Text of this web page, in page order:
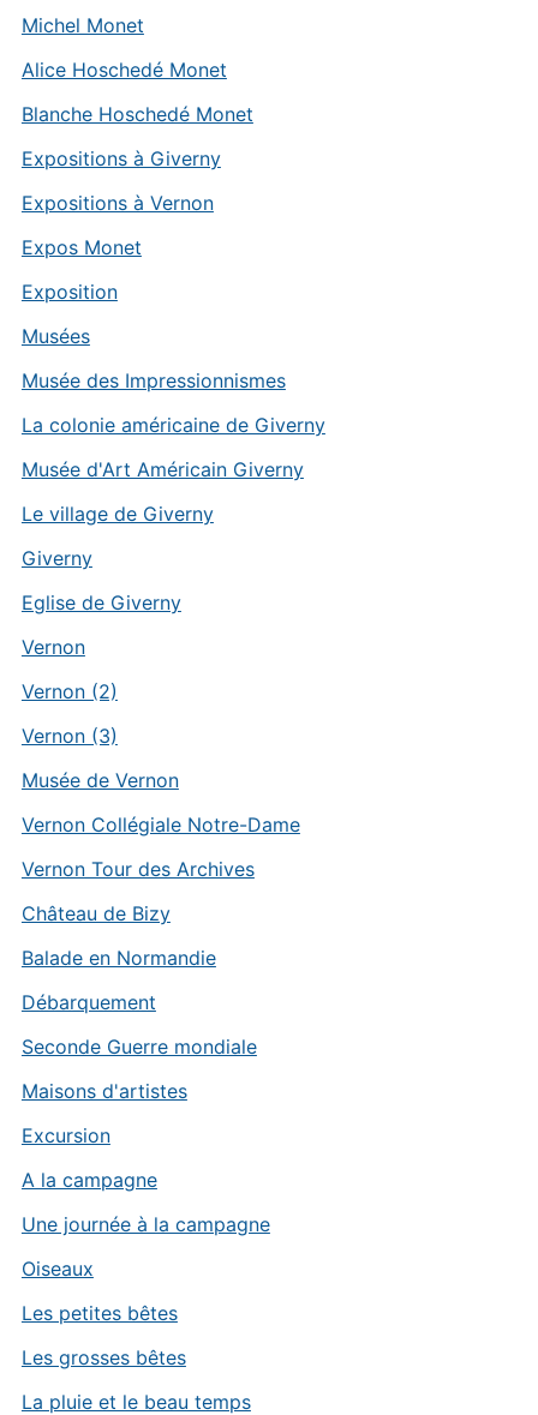
Michel Monet
Alice Hoschedé Monet
Blanche Hoschedé Monet
Expositions à Giverny
Expositions à Vernon
Expos Monet
Exposition
Musées
Musée des Impressionnismes
La colonie américaine de Giverny
Musée d'Art Américain Giverny
Le village de Giverny
Giverny
Eglise de Giverny
Vernon
Vernon (2)
Vernon (3)
Musée de Vernon
Vernon Collégiale Notre-Dame
Vernon Tour des Archives
Château de Bizy
Balade en Normandie
Débarquement
Seconde Guerre mondiale
Maisons d'artistes
Excursion
A la campagne
Une journée à la campagne
Oiseaux
Les petites bêtes
Les grosses bêtes
La pluie et le beau temps